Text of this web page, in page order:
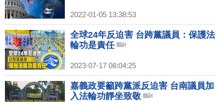
2022-01-05 13:38:53
全球24年反迫害 台跨黨議員：保護法
輪功是責任
2023-07-17 08:04:25
嘉義政要籲跨黨派反迫害 台南議員加
入法輪功靜坐致敬